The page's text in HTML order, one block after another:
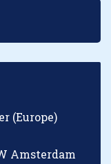
(Europe)
Amsterdam